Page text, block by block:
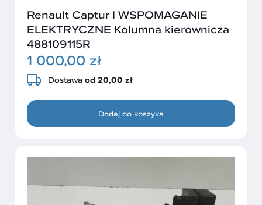
Renault Captur I WSPOMAGANIE
ELEKTRYCZNE Kolumna kierownicza
488109115R
1 000,00 zł
Dostawa od 20,00 zł
Dodaj do koszyka